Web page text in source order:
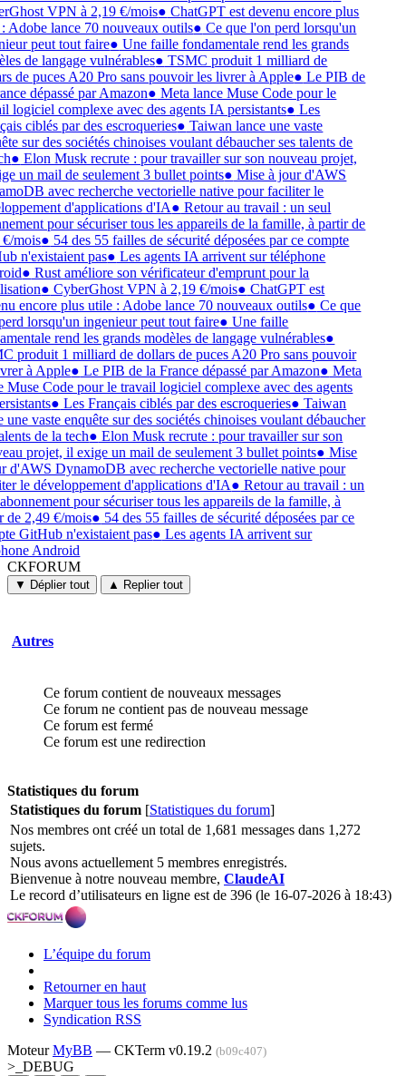
VPN à 2,19 €/mois● ChatGPT est devenu encore plus
Adobe lance 70 nouveaux outils● Ce que l'on perd lorsqu'un
peut tout faire● Une faille fondamentale rend les grands
de langage vulnérables● TSMC produit 1 milliard de
de puces A20 Pro sans pouvoir les livrer à Apple● Le PIB de
dépassé par Amazon● Meta lance Muse Code pour le
logiciel complexe avec des agents IA persistants● Les
ciblés par des escroqueries● Taiwan lance une vaste
sur des sociétés chinoises voulant débaucher ses talents de
● Elon Musk recrute : pour travailler sur son nouveau projet,
un mail de seulement 3 bullet points● Mise à jour d'AWS
avec recherche vectorielle native pour faciliter le
d'applications d'IA● Retour au travail : un seul
pour sécuriser tous les appareils de la famille, à partir de
mois● 54 des 55 failles de sécurité déposées par ce compte
n'existaient pas● Les agents IA arrivent sur téléphone
● Rust améliore son vérificateur d'emprunt pour la
● CyberGhost VPN à 2,19 €/mois● ChatGPT est
encore plus utile : Adobe lance 70 nouveaux outils● Ce que
lorsqu'un ingenieur peut tout faire● Une faille
rend les grands modèles de langage vulnérables●
produit 1 milliard de dollars de puces A20 Pro sans pouvoir
à Apple● Le PIB de la France dépassé par Amazon● Meta
Muse Code pour le travail logiciel complexe avec des agents
● Les Français ciblés par des escroqueries● Taiwan
une vaste enquête sur des sociétés chinoises voulant débaucher
de la tech● Elon Musk recrute : pour travailler sur son
projet, il exige un mail de seulement 3 bullet points● Mise
d'AWS DynamoDB avec recherche vectorielle native pour
le développement d'applications d'IA● Retour au travail : un
pour sécuriser tous les appareils de la famille, à
de 2,49 €/mois● 54 des 55 failles de sécurité déposées par ce
GitHub n'existaient pas● Les agents IA arrivent sur
Android
CKFORUM
CKFORUM
Forums
discussions
▼ Déplier tout ▲ Replier tout
Autres
Ce forum contient de nouveaux messages
Ce forum ne contient pas de nouveau message
Ce forum est fermé
Ce forum est une redirection
Statistiques du forum
Statistiques du forum [Statistiques du forum]
Nos membres ont créé un total de 1,681 messages dans 1,272
sujets.
Nous avons actuellement 5 membres enregistrés.
Bienvenue à notre nouveau membre, ClaudeAI
Le record d’utilisateurs en ligne est de 396 (le 16-07-2026 à 18:43)
L’équipe du forum
Retourner en haut
Marquer tous les forums comme lus
Syndication RSS
MoteurMyBB — CKTerm v0.19.2 (b09c407)
>_ DEBUG